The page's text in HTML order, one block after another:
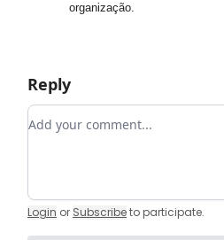
organização.
Reply
Add your comment
Login or Subscribeto participate.